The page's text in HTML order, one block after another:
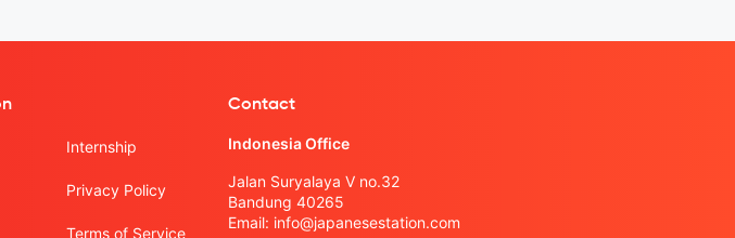
Internship
Privacy Policy
Terms of Service
Contact
Indonesia Office
Jalan Suryalaya V no.32
Bandung 40265
Email: info@japanesestation.com